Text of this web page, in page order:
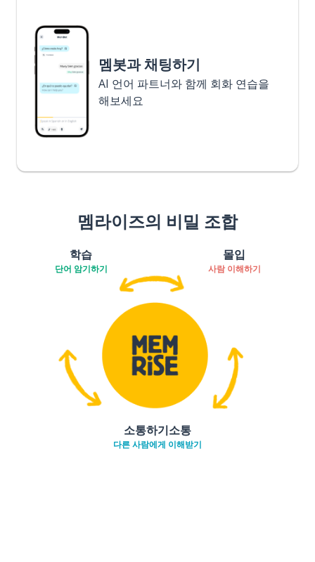
멤봇과 채팅하기
AI 언어 파트너와 함께 회화 연습을
해보세요
멤라이즈의 비밀 조합
학습
단어 암기하기
몰입
사람 이해하기
소통하기소통
다른 사람에게 이해받기